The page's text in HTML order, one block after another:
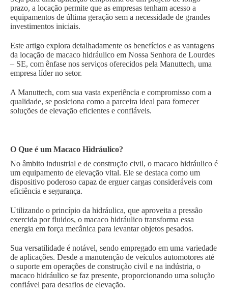
prazo, a locação permite que as empresas tenham acesso a
equipamentos de última geração sem a necessidade de grandes
investimentos iniciais.
Este artigo explora detalhadamente os benefícios e as vantagens
da locação de macaco hidráulico em Nossa Senhora de Lourdes
– SE, com ênfase nos serviços oferecidos pela Manuttech, uma
empresa líder no setor.
A Manuttech, com sua vasta experiência e compromisso com a
qualidade, se posiciona como a parceira ideal para fornecer
soluções de elevação eficientes e confiáveis.
O Que é um Macaco Hidráulico?
No âmbito industrial e de construção civil, o macaco hidráulico é
um equipamento de elevação vital. Ele se destaca como um
dispositivo poderoso capaz de erguer cargas consideráveis com
eficiência e segurança.
Utilizando o princípio da hidráulica, que aproveita a pressão
exercida por fluidos, o macaco hidráulico transforma essa
energia em força mecânica para levantar objetos pesados.
Sua versatilidade é notável, sendo empregado em uma variedade
de aplicações. Desde a manutenção de veículos automotores até
o suporte em operações de construção civil e na indústria, o
macaco hidráulico se faz presente, proporcionando uma solução
confiável para desafios de elevação.